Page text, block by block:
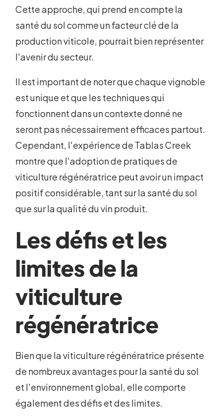
Cette approche, qui prend en compte la
santé du sol comme un facteur clé de la
production viticole, pourrait bien représenter
l'avenir du secteur.
Il est important de noter que chaque vignoble
est unique et que les techniques qui
fonctionnent dans un contexte donné ne
seront pas nécessairement efficaces partout.
Cependant, l'expérience de Tablas Creek
montre que l'adoption de pratiques de
viticulture régénératrice peut avoir un impact
positif considérable, tant sur la santé du sol
que sur la qualité du vin produit.
Les défis et les
limites de la
viticulture
régénératrice
Bien que la viticulture régénératrice présente
de nombreux avantages pour la santé du sol
et l'environnement global, elle comporte
également des défis et des limites.